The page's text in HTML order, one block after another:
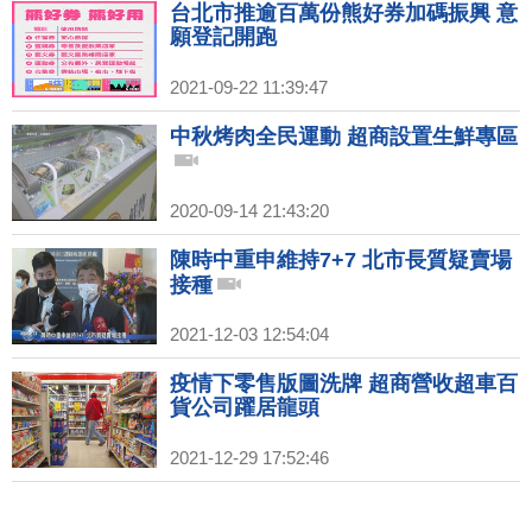
台北市推逾百萬份熊好券加碼振興 意
願登記開跑
2021-09-22 11:39:47
中秋烤肉全民運動 超商設置生鮮專區
2020-09-14 21:43:20
陳時中重申維持7+7 北市長質疑賣場
接種
2021-12-03 12:54:04
疫情下零售版圖洗牌 超商營收超車百
貨公司躍居龍頭
2021-12-29 17:52:46